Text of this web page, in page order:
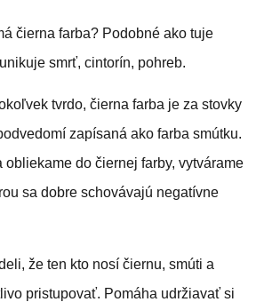
čierna farba? Podobné ako tuje
smrť, cintorín, pohreb.
tvrdo, čierna farba je za stovky
zapísaná ako farba smútku.
do čiernej farby, vytvárame
sa dobre schovávajú negatívne
že ten kto nosí čiernu, smúti a
pristupovať. Pomáha udržiavať si